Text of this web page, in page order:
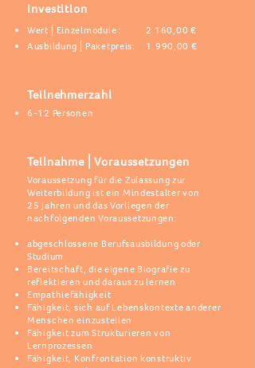
Investition
Wert⎪Einzelmodule : 2.160,00 €
Ausbildung ⎪Paketpreis: 1.990,00 €
Teilnehmerzahl
6-12 Personen
Teilnahme⎪Voraussetzungen
Voraussetzung für die Zulassung zur
Weiterbildung ist ein Mindestalter von
25 Jahren und das Vorliegen der
nachfolgenden Voraussetzungen:
abgeschlossene Berufsausbildung oder
Studium
Bereitschaft, die eigene Biografie zu
reflektieren und daraus zu lernen
Empathiefähigkeit
Fähigkeit, sich auf Lebenskontexte anderer
Menschen einzustellen
Fähigkeit zum Strukturieren von
Lernprozessen
Fähigkeit, Konfrontation konstruktiv